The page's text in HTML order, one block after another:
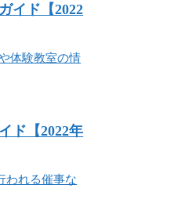
イド【2022
体験教室の情
ド【2022年
われる催事な